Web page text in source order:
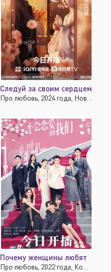
Следуй за своим сердцем
Почему женщины любят